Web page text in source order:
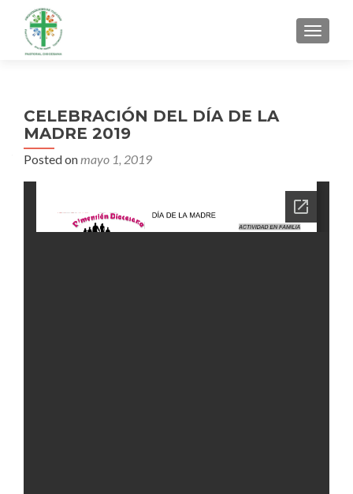
MENU
CELEBRACIÓN DEL DÍA DE LA
MADRE 2019
Posted onmayo 1, 2019